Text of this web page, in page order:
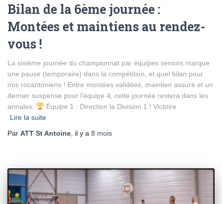
Bilan de la 6ème journée :
Montées et maintiens au rendez-
vous !
La sixième journée du championnat par équipes seniors marque
une pause (temporaire) dans la compétition, et quel bilan pour
nos rocantoniens ! Entre montées validées, maintien assuré et un
dernier suspense pour l’équipe 4, cette journée restera dans les
annales.
Équipe 1 : Direction la Division 1 ! Victoire
Lire la suite
Par ATT St Antoine , il y a 8 mois